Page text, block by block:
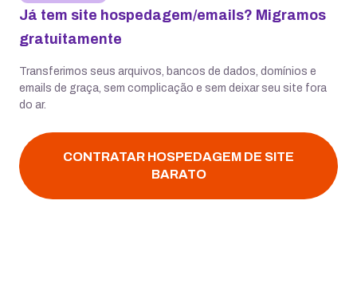
Já tem site hospedagem/emails? Migramos
gratuitamente
Transferimos seus arquivos, bancos de dados, domínios e
emails de graça, sem complicação e sem deixar seu site fora
do ar.
CONTRATAR HOSPEDAGEM DE SITE
BARATO